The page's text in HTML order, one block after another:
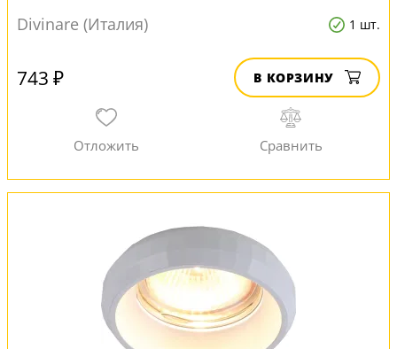
Divinare (Италия) 1 шт.
743 ₽ В КОРЗИНУ